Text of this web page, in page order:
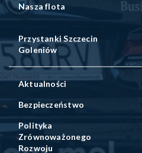
Nasza flota
Przystanki Szczecin
Goleniów
Aktualności
Bezpieczeństwo
Polityka
Zrównoważonego
Rozwoju